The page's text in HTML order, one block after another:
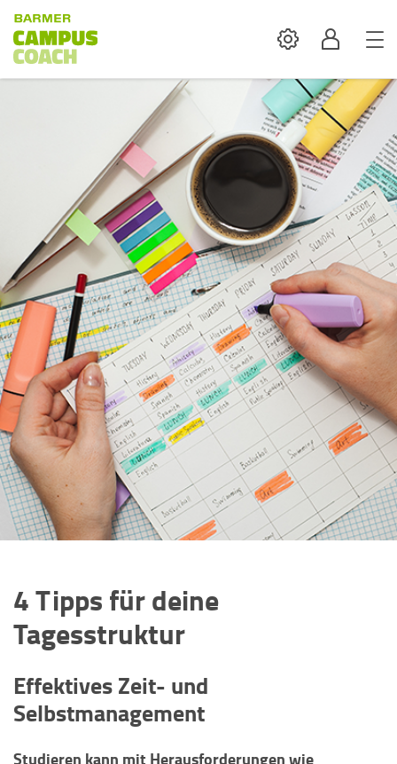
SettingsProfil
4 Tipps für deine
Tagesstruktur
Effektives Zeit- und
Selbstmanagement
Studieren kann mit Herausforderungen wie